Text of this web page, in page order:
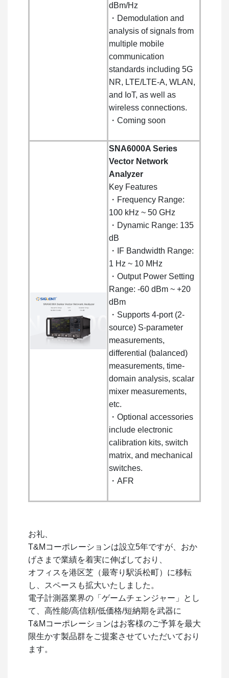
dBm/Hz
・Demodulation and
analysis of signals from
multiple mobile
communication
standards including 5G
NR, LTE/LTE-A, WLAN,
and IoT, as well as
wireless connections.
・Coming soon
SNA6000A Series
Vector Network
Analyzer
Key Features
・Frequency Range:
100 kHz ~ 50 GHz
・Dynamic Range: 135
dB
・IF Bandwidth Range:
1 Hz ~ 10 MHz
・Output Power Setting
Range: -60 dBm ~ +20
dBm
・Supports 4-port (2-
source) S-parameter
measurements,
differential (balanced)
measurements, time-
domain analysis, scalar
mixer measurements,
etc.
・Optional accessories
include electronic
calibration kits, switch
matrix, and mechanical
switches.
・AFR
お礼、
T&Mコーポレーションは設立5年ですが、おか
げさまで業績を着実に伸ばしており、
オフィスを港区芝（最寄り駅浜松町）に移転
し、スペースも拡大いたしました。
電子計測器業界の「ゲームチェンジャー」とし
て、高性能/高信頼/低価格/短納期を武器に
T&Mコーポレーションはお客様のご予算を最大
限生かす製品群をご提案させていただいており
ます。